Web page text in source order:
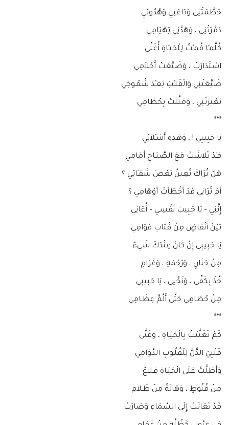
حَطَّمَتْنِي وَدَاعَتِي وَهُدُوئي
دَمَّرَتْنِي ، وَهَدَّنِي تِهْيَامِي
كُلَّمـَا قُمـْتُ لِلْحَيـَاةِ أُغَنِّي
اسْتَدَارَتْ ، وَضَيَّعَتْ أَحْلاَمِي
ضَيَّعَتْنِي وَالْقَلـْبَ بَعـْدَ شُمُـوخِي
بَعْثَرَتْنِي ، وَمَثَّلَتْ بِحُطَامِي
***
يَا حَبِيبِي ! ، وَهَـذِهِ أَشـْلائِي
قـَدْ تَلاشَتْ مَعَ الصَّبَـاحِ أَمَامِي
هَلْ تُرَاكَ تُعِينُ بَعْضَ شَقـَائِي ؟
أَمْ تُرَانِي قَدْ أَخْطَأَتْ أَوْهَامِي ؟
إِنَّنِي – يَا حَبِيبَ نَفْسِي – أُعَانِي
بَيْنَ أَنْقَاضٍ مِنْ فُتَاتِ قَوَامِي
يَا حَبِيبِي إِنْ كَانَ عِنْدَكَ شَيءٌ
مِنْ حَنَانٍ ، وَرَحْمَةٍ ، وَغَرَامِ
خُذْ بِكَفِّي ، وَنَجِّنِي ، يَا حَبِيبِي
مِنْ حُطَامِي حَتَّى أَلُمَّ عِظَـامِي
***
كَمْ تَغَنَّيْتُ بِالْحَيَـاةِ ، وَغَنَّى
قَلْبِيَ الدًّلُّ لِلْقُلُـوبِ الدَّوَامِي
وَأَطَلَّتْ عَلَى الْحَيَـاةِ قِـلاعٌ
مِنْ قُنُوطٍ ، وَهَالَةٌ مِنْ ظَـلامِ
قَدْ تَعَالَتْ إِلَى السَّمَاءِ وَصَارَتْ